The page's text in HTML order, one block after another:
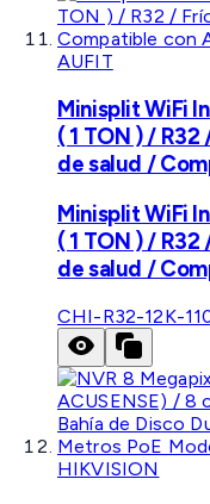
AUFIT
Minisplit WiFi
( 1 TON ) /
de salud /
Minisplit WiFi
( 1 TON ) /
de salud /
CHI-R32-12K-
HIKVISION